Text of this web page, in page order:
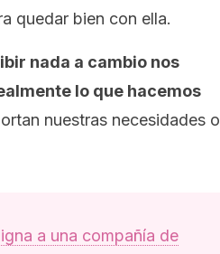
quedar bien con ella.
nada a cambio nos
lo que hacemos
nuestras necesidades o
a una compañía de